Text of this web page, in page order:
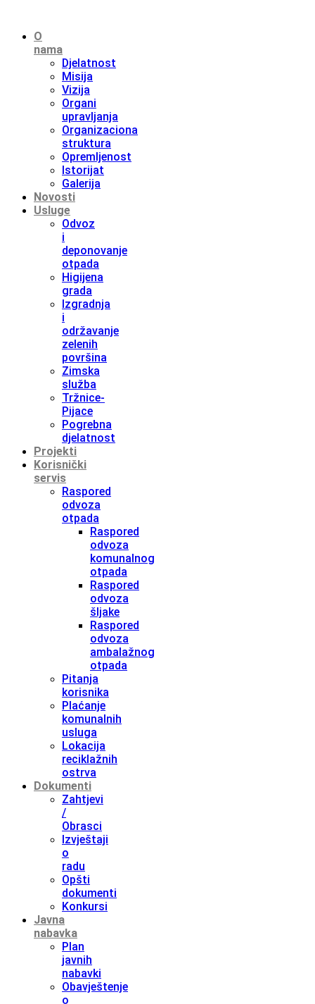
O
nama
Djelatnost
Misija
Vizija
Organi
upravljanja
Organizaciona
struktura
Opremljenost
Istorijat
Galerija
Novosti
Usluge
Odvoz
i
deponovanje
otpada
Higijena
grada
Izgradnja
i
održavanje
zelenih
površina
Zimska
služba
Tržnice-
Pijace
Pogrebna
djelatnost
Projekti
Korisnički
servis
Raspored
odvoza
otpada
Raspored
odvoza
komunalnog
otpada
Raspored
odvoza
šljake
Raspored
odvoza
ambalažnog
otpada
Pitanja
korisnika
Plaćanje
komunalnih
usluga
Lokacija
reciklažnih
ostrva
Dokumenti
Zahtjevi
/
Obrasci
Izvještaji
o
radu
Opšti
dokumenti
Konkursi
Javna
nabavka
Plan
javnih
nabavki
Obavještenje
o